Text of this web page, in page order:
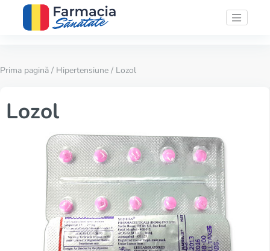
Prima pagină / Hipertensiune / Lozol
Lozol